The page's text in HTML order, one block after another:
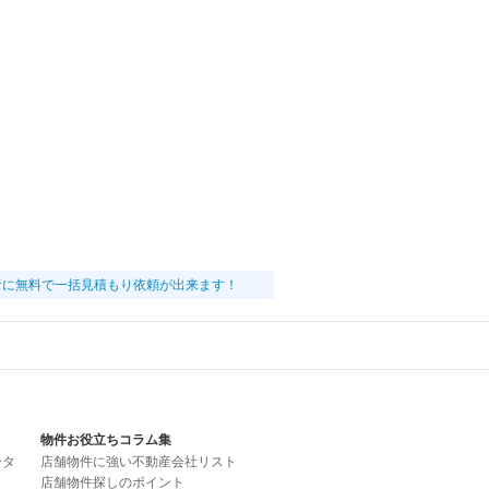
無料で一括見積もり依頼が出来ます！
物件お役立ちコラム集
店舗物件に強い不動産会社リスト
店舗物件探しのポイント